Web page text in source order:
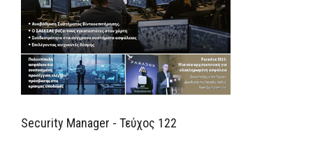
Security Manager - Τεύχος 122